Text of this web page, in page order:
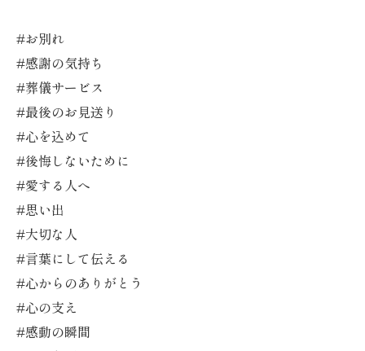
#お別れ
#感謝の気持ち
#葬儀サービス
#最後のお見送り
#心を込めて
#後悔しないために
#愛する人へ
#思い出
#大切な人
#言葉にして伝える
#心からのありがとう
#心の支え
#感動の瞬間